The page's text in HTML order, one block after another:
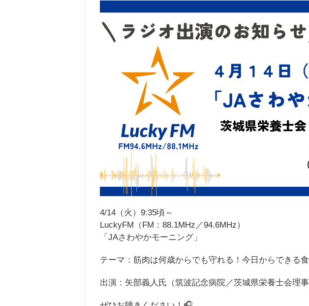
4/14（火）9:35頃～
LuckyFM（FM：88.1MHz／94.6MHz）
「JAさわやかモーニング」
テーマ：筋肉は何歳からでも守れる！今日からできる
出演：矢部義人氏（筑波記念病院／茨城県栄養士会理事